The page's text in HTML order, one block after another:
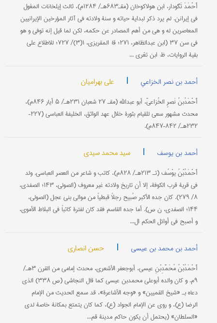
أَحْمَدَ تَگودار، ابن هولاکوخان (مقـ۶۸۳هـ/ ۱۲۸۴م)، ثالث إیلخانات المغول
في إیرانن. لم یرد ذکر لبدایة حیاته و سنة ولادته في آثار المؤرخین الإیرانیین
المعاصرین له و هي من أهم المصادر عن حکمه، لکن لما قیل إنه توفي و هو
في سن ۳۷ (ابن عبدالظاهر، ۲۷۱؛ قا: المقریزي، ۱(۳)/ ۷۲۷؛ للاطلاع علی
بقیة الروایات، ظ: ابن تغري ...
أحمد بن نصر الخزاعي | علي بهرامیان
أَحْمَدُبنُ نَصرٍ الخُزاعيّ، أبو عبدالله (مقـ ۲۷ شعبان ۲۳۱هـ/ ۵ أیار ۸۴۶م)،
محدث مشهور سعی للقیام بثورة خلال عهد الواثق، الخلیفة العباسي (۲۲۷–
۲۳۲هـ/ ۸۴۲–۸۴۷م).
أحمد بن یوسف | سید محمد سیدی
أَحْمَدُبْنُ یوْسُف (تـ ۲۱۳هـ/ ۸۲۸م)، کاتب و شاعر من العصر العباسي. ولد
في قریة قرب الکوفة، إلا أن تاریخ ولادته غیر معروف (الصولي، ۱۴۳؛ الصفدي،
۸/ ۲۷۹). کان جده الأکبر صُبیح رجلاً قبطیاً من موالي بني عجل (الصولي،
۱۴۴؛ الصفدي، ن ص). أما جده القاسم فقد کان لفترة کاتباً في البلاط الأموي،
و أصبح في أوائل الحکم ال...
أحمد بن محمد بن عیسی | حسن انصاری
أَحْمَدُبْنُ مُحَمَّدِبْنِ عیسی، أبوجعفر الأشعري، محدث إمامي من القرن ۳هـ/
۹م. و کان والده أبوعلي محمدبن عیسی کما قال النجاشي (ص ۳۳۸) الذي
دعاه بـ «شیخ القمیین» و «وجه الأشاعرة»، قد سمع الحدیث من الإمام
الرضا (ع)، و روی عن الإمام الجواد (ع)، کما کان یتمتع بمکانة خاصة لدی
«السلطان» (یحتمل أن یکون حاکم مدینة قم...